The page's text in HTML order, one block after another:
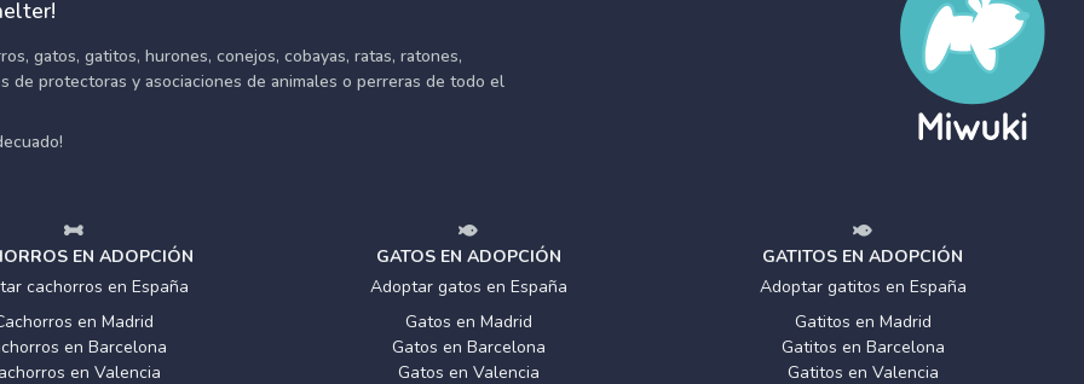
gatos, gatitos, hurones, conejos, cobayas, ratas, ratones,
de protectoras y asociaciones de animales o perreras de todo el
EN ADOPCIÓN
cachorros en España
en Madrid
en Barcelona
en Valencia
GATOS EN ADOPCIÓN
Adoptar gatos en España
Gatos en Madrid
Gatos en Barcelona
Gatos en Valencia
GATITOS EN ADOPCIÓN
Adoptar gatitos en España
Gatitos en Madrid
Gatitos en Barcelona
Gatitos en Valencia